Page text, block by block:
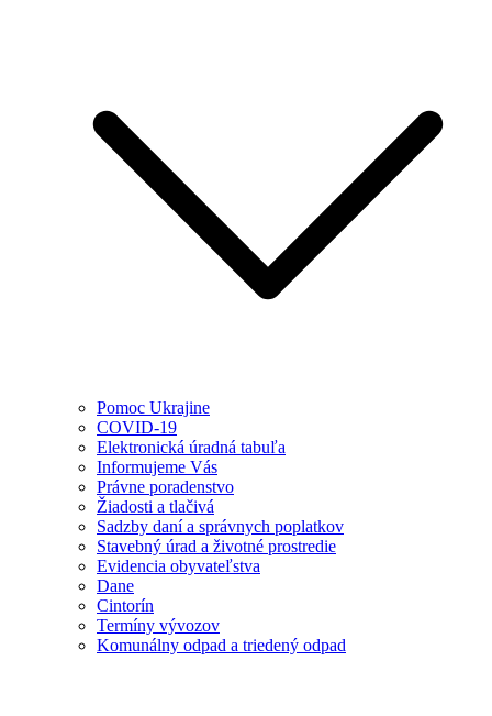
Pomoc Ukrajine
COVID-19
Elektronická úradná tabuľa
Informujeme Vás
Právne poradenstvo
Žiadosti a tlačivá
Sadzby daní a správnych poplatkov
Stavebný úrad a životné prostredie
Evidencia obyvateľstva
Dane
Cintorín
Termíny vývozov
Komunálny odpad a triedený odpad